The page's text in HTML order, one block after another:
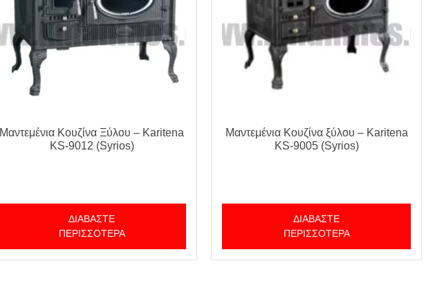
Μαντεμένια Κουζίνα Ξύλου – Karitena
KS-9012 (Syrios)
ΔΙΑΒΆΣΤΕ
ΠΕΡΙΣΣΌΤΕΡΑ
Μαντεμένια Κουζίνα ξύλου – Karitena
KS-9005 (Syrios)
ΔΙΑΒΆΣΤΕ
ΠΕΡΙΣΣΌΤΕΡΑ